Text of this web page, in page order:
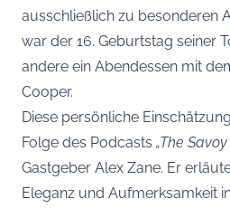
ausschließlich zu besonderen
war der 16. Geburtstag seiner
andere ein Abendessen mit
Cooper.
Diese persönliche
Folge des Podcasts „The
Gastgeber Alex Zane. Er
Eleganz und Aufmerksamkeit